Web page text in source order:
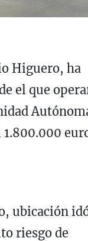
Higuero, ha
el que
ubicación
riesgo de